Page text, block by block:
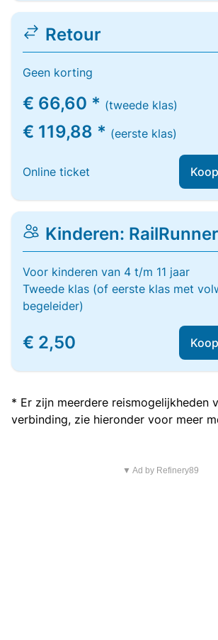
Retour
Geen korting
€ 66,60 * (tweede klas)
€ 119,88 * (eerste klas)
Online ticket
Kinderen: RailRunner
Voor kinderen van 4 t/m 11 jaar
Tweede klas (of eerste klas met
begeleider)
€ 2,50
* Er zijn meerdere reismogelijkheden
verbinding, zie hieronder voor meer
▼ Ad by Refinery89